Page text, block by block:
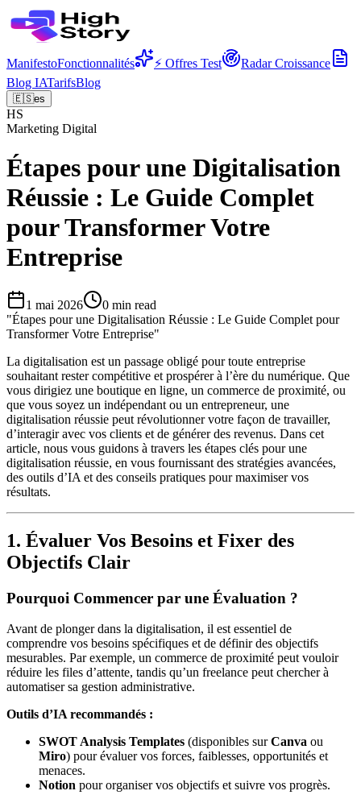
ManifestoFonctionnalités ⚡ Offres Test
Radar Croissance
Blog IATarifsBlog
🇪🇸es
HS
Marketing Digital
Étapes pour une Digitalisation
Réussie : Le Guide Complet
pour Transformer Votre
Entreprise
1 mai 2026 0 min read
"Étapes pour une Digitalisation Réussie : Le Guide Complet pour
Transformer Votre Entreprise"
La digitalisation est un passage obligé pour toute entreprise
souhaitant rester compétitive et prospérer à l’ère du numérique. Que
vous dirigiez une boutique en ligne, un commerce de proximité, ou
que vous soyez un indépendant ou un entrepreneur, une
digitalisation réussie peut révolutionner votre façon de travailler,
d’interagir avec vos clients et de générer des revenus. Dans cet
article, nous vous guidons à travers les étapes clés pour une
digitalisation réussie, en vous fournissant des stratégies avancées,
des outils d’IA et des conseils pratiques pour maximiser vos
résultats.
1. Évaluer Vos Besoins et Fixer des
Objectifs Clair
Pourquoi Commencer par une Évaluation ?
Avant de plonger dans la digitalisation, il est essentiel de
comprendre vos besoins spécifiques et de définir des objectifs
mesurables. Par exemple, un commerce de proximité peut vouloir
réduire les files d’attente, tandis qu’un freelance peut chercher à
automatiser sa gestion administrative.
Outils d’IA recommandés :
SWOT Analysis Templates (disponibles surCanva ou
Miro) pour évaluer vos forces, faiblesses, opportunités et
menaces.
Notion pour organiser vos objectifs et suivre vos progrès.